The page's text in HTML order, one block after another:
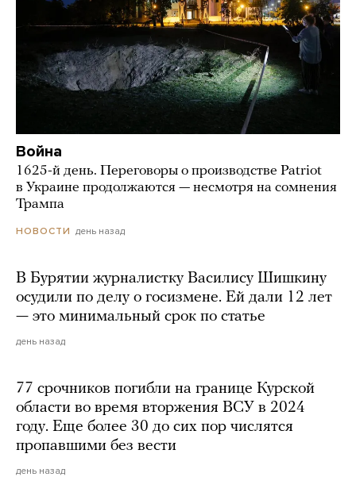
Война
1625-й день. Переговоры о производстве Patriot
в Украине продолжаются — несмотря на сомнения
Трампа
НОВОСТИ день назад
В Бурятии журналистку Василису Шишкину
осудили по делу о госизмене. Ей дали 12 лет
— это минимальный срок по статье
день назад
77 срочников погибли на границе Курской
области во время вторжения ВСУ в 2024
году. Еще более 30 до сих пор числятся
пропавшими без вести
день назад